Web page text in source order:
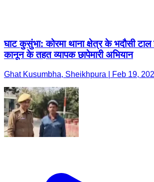
घाट कुसुंभा: कोरमा थाना क्षेत्र के भदौसी टाल
कानून के तहत व्यापक छापेमारी अभियान
Ghat Kusumbha, Sheikhpura | Feb 19,